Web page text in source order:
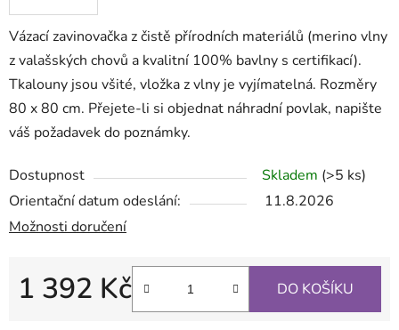
Vázací zavinovačka z čistě přírodních materiálů (merino vlny
z valašských chovů a kvalitní 100% bavlny s certifikací).
Tkalouny jsou všité, vložka z vlny je vyjímatelná. Rozměry
80 x 80 cm. Přejete-li si objednat náhradní povlak, napište
váš požadavek do poznámky.
Dostupnost Skladem (>5 ks)
Orientační datum odeslání:
11.8.2026
Možnosti doručení
1 392 Kč DO KOŠÍKU